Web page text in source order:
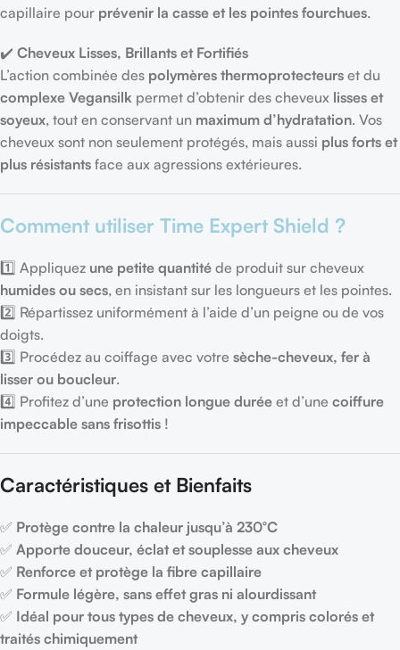
capillaire pour prévenir la casse et les pointes fourchues.
✔️ Cheveux Lisses, Brillants et Fortifiés
L’action combinée des polymères thermoprotecteurs et du
complexe Vegansilk permet d’obtenir des cheveux lisses et
soyeux, tout en conservant un maximum d’hydratation. Vos
cheveux sont non seulement protégés, mais aussi plus forts et
plus résistants face aux agressions extérieures.
Comment utiliser Time Expert Shield ?
1️⃣ Appliquez une petite quantité de produit sur cheveux
humides ou secs, en insistant sur les longueurs et les pointes.
2️⃣ Répartissez uniformément à l’aide d’un peigne ou de vos
doigts.
3️⃣ Procédez au coiffage avec votre sèche-cheveux, fer à
lisser ou boucleur.
4️⃣ Profitez d’une protection longue durée et d’une coiffure
impeccable sans frisottis !
Caractéristiques et Bienfaits
✅ Protège contre la chaleur jusqu’à 230°C
✅ Apporte douceur, éclat et souplesse aux cheveux
✅ Renforce et protège la fibre capillaire
✅ Formule légère, sans effet gras ni alourdissant
✅ Idéal pour tous types de cheveux, y compris colorés et
traités chimiquement